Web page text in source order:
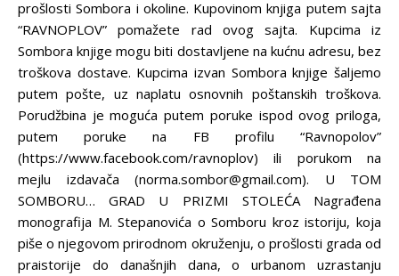
prošlosti Sombora i okoline. Kupovinom knjiga putem sajta
“RAVNOPLOV” pomažete rad ovog sajta. Kupcima iz
Sombora knjige mogu biti dostavljene na kućnu adresu, bez
troškova dostave. Kupcima izvan Sombora knjige šaljemo
putem pošte, uz naplatu osnovnih poštanskih troškova.
Porudžbina je moguća putem poruke ispod ovog priloga,
putem poruke na FB profilu “Ravnopolov”
(https://www.facebook.com/ravnoplov) ili porukom na
mejlu izdavača (norma.sombor@gmail.com). U TOM
SOMBORU… GRAD U PRIZMI STOLEĆA Nagrađena
monografija M. Stepanovića o Somboru kroz istoriju, koja
piše o njegovom prirodnom okruženju, o prošlosti grada od
praistorije do današnjih dana, o urbanom uzrastanju